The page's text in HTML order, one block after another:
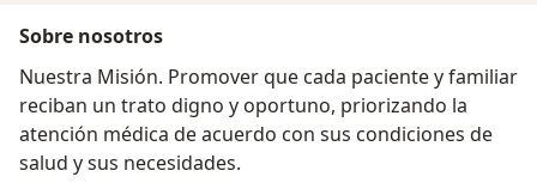
Sobre nosotros
Nuestra Misión. Promover que cada paciente y familiar
reciban un trato digno y oportuno, priorizando la
atención médica de acuerdo con sus condiciones de
salud y sus necesidades.